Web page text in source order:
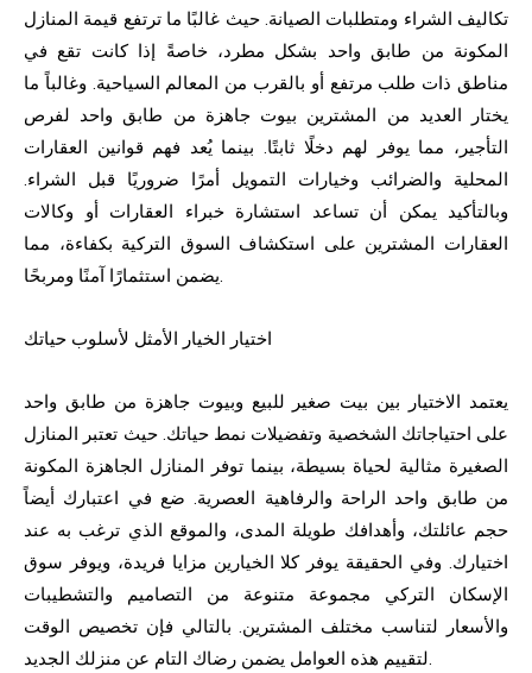
تكاليف الشراء ومتطلبات الصيانة. حيث غالبًا ما ترتفع قيمة المنازل
المكونة من طابق واحد بشكل مطرد، خاصةً إذا كانت تقع في
مناطق ذات طلب مرتفع أو بالقرب من المعالم السياحية. وغالباً ما
يختار العديد من المشترين بيوت جاهزة من طابق واحد لفرص
التأجير، مما يوفر لهم دخلًا ثابتًا. بينما يُعد فهم قوانين العقارات
المحلية والضرائب وخيارات التمويل أمرًا ضروريًا قبل الشراء.
وبالتأكيد يمكن أن تساعد استشارة خبراء العقارات أو وكالات
العقارات المشترين على استكشاف السوق التركية بكفاءة، مما
يضمن استثمارًا آمنًا ومربحًا.
اختيار الخيار الأمثل لأسلوب حياتك
يعتمد الاختيار بين بيت صغير للبيع وبيوت جاهزة من طابق واحد
على احتياجاتك الشخصية وتفضيلات نمط حياتك. حيث تعتبر المنازل
الصغيرة مثالية لحياة بسيطة، بينما توفر المنازل الجاهزة المكونة
من طابق واحد الراحة والرفاهية العصرية. ضع في اعتبارك أيضاً
حجم عائلتك، وأهدافك طويلة المدى، والموقع الذي ترغب به عند
اختيارك. وفي الحقيقة يوفر كلا الخيارين مزايا فريدة، ويوفر سوق
الإسكان التركي مجموعة متنوعة من التصاميم والتشطيبات
والأسعار لتناسب مختلف المشترين. بالتالي فإن تخصيص الوقت
لتقييم هذه العوامل يضمن رضاك التام عن منزلك الجديد.